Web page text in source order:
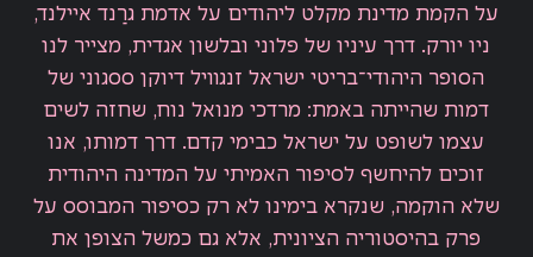
על הקמת מדינת מקלט ליהודים על אדמת גרַנד איילנד,
ניו יורק. דרך עיניו של פלוני ובלשון אגדית, מצייר לנו
הסופר היהודי־בריטי ישראל זנגוויל דיוקן ססגוני של
דמות שהייתה באמת: מרדכי מנואל נוח, שחזה לשים
עצמו לשופט על ישראל כבימי קדם. דרך דמותו, אנו
זוכים להיחשף לסיפור האמיתי על המדינה היהודית
שלא הוקמה, שנקרא בימינו לא רק כסיפור המבוסס על
פרק בהיסטוריה הציונית, אלא גם כמשל הצופן את